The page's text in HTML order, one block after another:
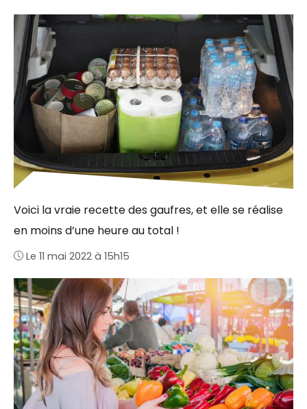
Voici la vraie recette des gaufres, et elle se réalise
en moins d’une heure au total !
Le 11 mai 2022 à 15h15